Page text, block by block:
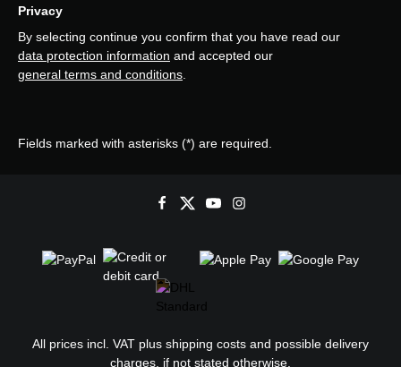
Privacy
By selecting continue you confirm that you have read our
data protection information and accepted our
general terms and conditions
Fields marked with asterisks (*) are required.
All prices incl. VAT plus shipping costs and possible delivery
charges, if not stated otherwise.